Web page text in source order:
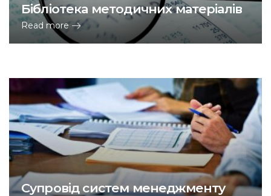
Бібліотека методичних матеріалів
Read more
Супровід систем менеджменту